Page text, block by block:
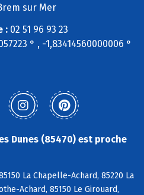
sur Mer
:02 51 96 93 23
° , -1,83414560000006 °
Dunes (85470) est proche
La Chapelle-Achard, 85220 La
Achard, 85150 Le Girouard,